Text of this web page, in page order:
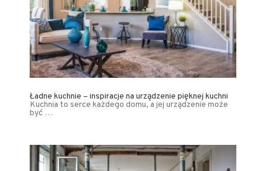
Ładne kuchnie – inspiracje na urządzenie pięknej kuchni
Kuchnia to serce każdego domu, a jej urządzenie może
być …